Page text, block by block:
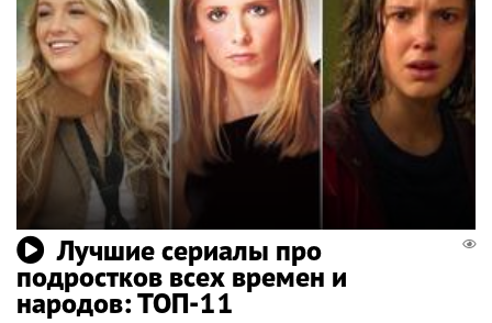
Лучшие сериалы про
подростков всех времен и
народов: ТОП-11